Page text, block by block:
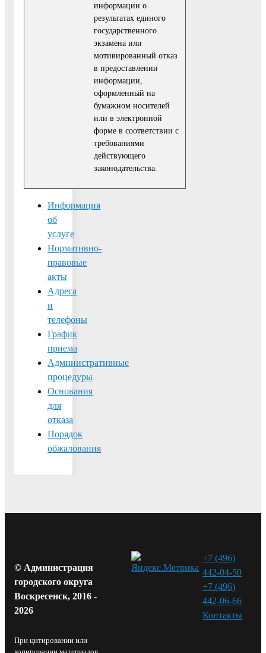
информации о
результатах единого
государственного
экзамена или
мотивированный отказ
в предоставлении
информации,
оформленный на
бумажном носителей
или в электронной
форме в соответствии с
требованиями
действующего
законодательства.
Информация
об
услуге
Нормативно-
правовые
акты
Адреса
и
телефоны
График
приема
Административные
процедуры
Основания
для
отказа
Порядок
обжалования
© Администрация
городского округа
Воскресенск, 2016 -
2026
При цитировании или
+7 (496)
442-04-50
+7 (496)
442-06-66
Контакты⁠